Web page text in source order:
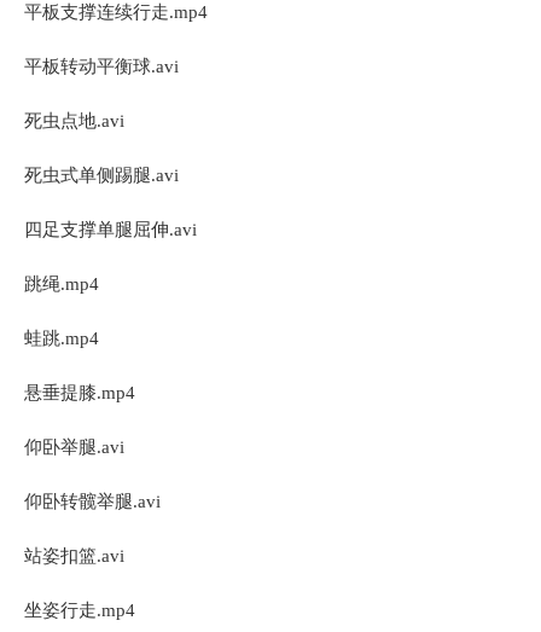
平板支撑连续行走.mp4
平板转动平衡球.avi
死虫点地.avi
死虫式单侧踢腿.avi
四足支撑单腿屈伸.avi
跳绳.mp4
蛙跳.mp4
悬垂提膝.mp4
仰卧举腿.avi
仰卧转髋举腿.avi
站姿扣篮.avi
坐姿行走.mp4